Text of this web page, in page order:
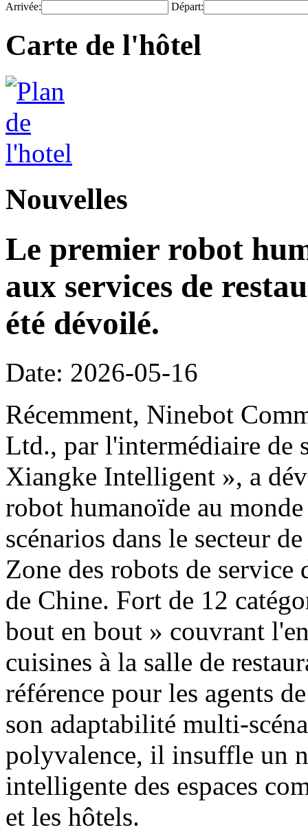
Arrivée: Départ:
Carte de l'hôtel
Nouvelles
Le premier robot
aux services de
été dévoilé.
Date: 2026-05-16
Récemment, Ninebot
Ltd., par l'intermédiaire de
Xiangke Intelligent », a
robot humanoïde au
scénarios dans le secteur
Zone des robots de
de Chine. Fort de 12
bout en bout » couvrant
cuisines à la salle de
référence pour les agents
son adaptabilité multi-
polyvalence, il insuffle un
intelligente des espaces
et les hôtels.